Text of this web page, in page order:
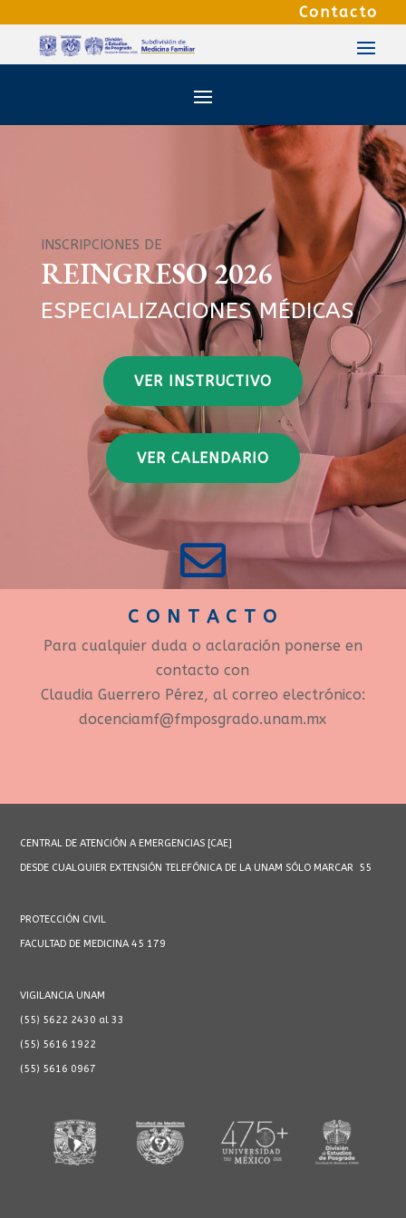
Contacto
INSCRIPCIONES DE
REINGRESO 2026
ESPECIALIZACIONES MÉDICAS
VER INSTRUCTIVO
VER CALENDARIO

C O N T A C T O
Para cualquier duda o aclaración ponerse en
contacto con
Claudia Guerrero Pérez, al correo electrónico:
docenciamf@fmposgrado.unam.mx
CENTRAL DE ATENCIÓN A EMERGENCIAS [CAE]
DESDE CUALQUIER EXTENSIÓN TELEFÓNICA DE LA UNAM SÓLO MARCAR 55
PROTECCIÓN CIVIL
FACULTAD DE MEDICINA 45 179
VIGILANCIA UNAM
(55) 5622 2430 al 33
(55) 5616 1922
(55) 5616 0967